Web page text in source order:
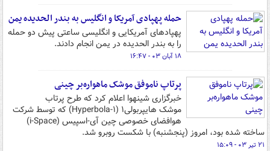
حمله پهپادی آمریکا و انگلیس به بندر الحدیده یمن
پهپادهای آمریکایی و انگلیسی ساعتی پیش دو حمله
را به بندر الحدیده در یمن انجام دادند.
۱۸ آبان ۰۳ - ۱۶:۴۷
پرتاپ ناموفق موشک ماهواره‌بر چینی
خبرگزاری شینهوا اعلام کرد که طرح پرتاب
موشک هایپربولی۱ (Hyperbola-۱) که توسط شرکت
هوافضای خصوصی چین آی-اسپیس (i-Space)
ساخته شده بود، امروز (پنجشنبه) با شکست روبرو شد.
۲۱ تیر ۰۳ - ۱۵:۰۹